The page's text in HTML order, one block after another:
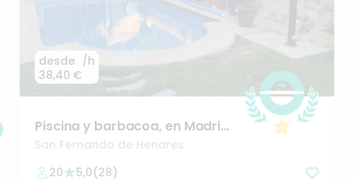
desde
38,40 €
/h
Piscina y barbacoa​,​ en Madrid
San Fernandode Henares
San Fernando de Henares
20
5,0(28)